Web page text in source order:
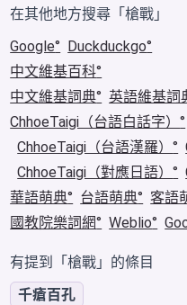
在其他地方搜尋「槍戰」
Google
Duckduckgo
中文維基百科
中文維基詞典
英語維基詞
ChhoeTaigi（台語白話字）
ChhoeTaigi（台語漢羅）
ChhoeTaigi（對應日語）
華語萌典
台語萌典 客語
國教院樂詞網
Weblio
有提到「槍戰」的條目
千瘡百孔